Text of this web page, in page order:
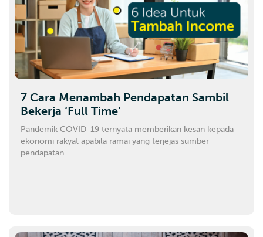
7 Cara Menambah Pendapatan Sambil
Bekerja ‘Full Time’
Pandemik COVID-19 ternyata memberikan kesan kepada
ekonomi rakyat apabila ramai yang terjejas sumber
pendapatan.